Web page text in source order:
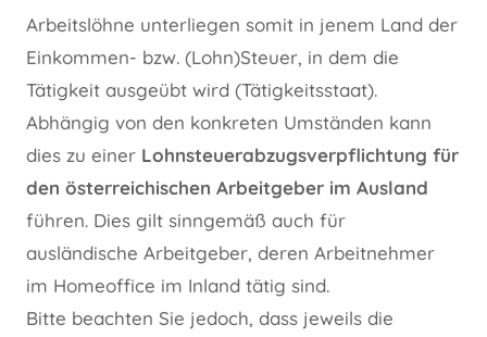
Arbeitslöhne unterliegen somit in jenem Land der
Einkommen- bzw. (Lohn)Steuer, in dem die
Tätigkeit ausgeübt wird (Tätigkeitsstaat).
Abhängig von den konkreten Umständen kann
dies zu einer Lohnsteuerabzugsverpflichtung für
den österreichischen Arbeitgeber im Ausland
führen. Dies gilt sinngemäß auch für
ausländische Arbeitgeber, deren Arbeitnehmer
im Homeoffice im Inland tätig sind.
Bitte beachten Sie jedoch, dass jeweils die